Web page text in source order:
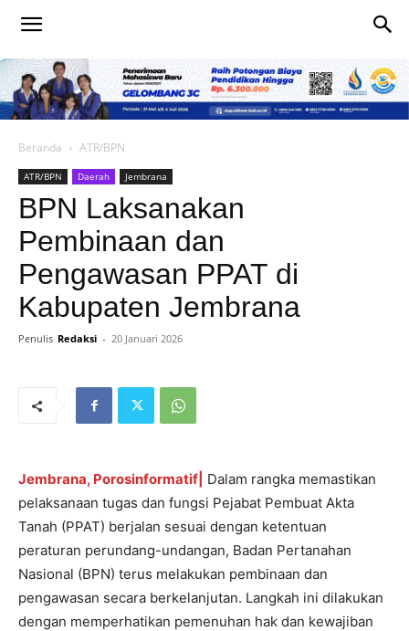
Beranda ATR/BPN
ATR/BPN Daerah Jembrana
BPN Laksanakan
Pembinaan dan
Pengawasan PPAT di
Kabupaten Jembrana
Penulis Redaksi - 20 Januari 2026
Jembrana, Porosinformatif| Dalam rangka memastikan
pelaksanaan tugas dan fungsi Pejabat Pembuat Akta
Tanah (PPAT) berjalan sesuai dengan ketentuan
peraturan perundang-undangan, Badan Pertanahan
Nasional (BPN) terus melakukan pembinaan dan
pengawasan secara berkelanjutan. Langkah ini dilakukan
dengan memperhatikan pemenuhan hak dan kewajiban